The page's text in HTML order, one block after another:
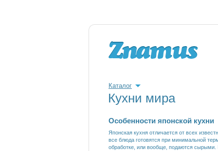
Каталог
Кухни мира
Особенности японской кухни
Японская кухня отличается от всех
все блюда готовятся при минимальной
обработке, или вообще, подаются сырыми.